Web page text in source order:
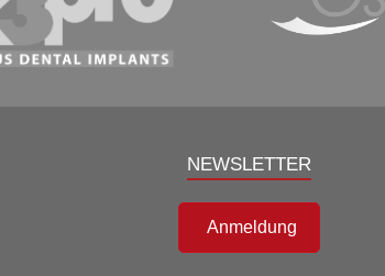
NEWSLETTER
Anmeldung